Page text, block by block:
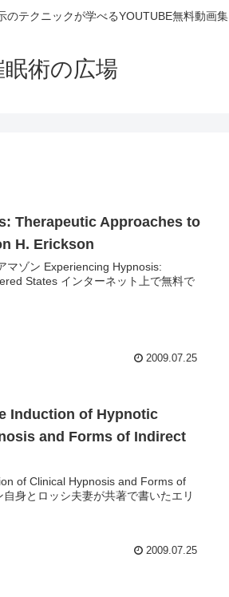
のテクニックが学べるYOUTUBE無料動画集
眠術の広場
Therapeutic Approaches to
H. Erickson
マゾン Experiencing Hypnosis:
States インターネット上で無料で
2009.07.25
Induction of Hypnotic
and Forms of Indirect
of Clinical Hypnosis and Forms of
身とロッシ夫妻が共著で書いたエリ
2009.07.25